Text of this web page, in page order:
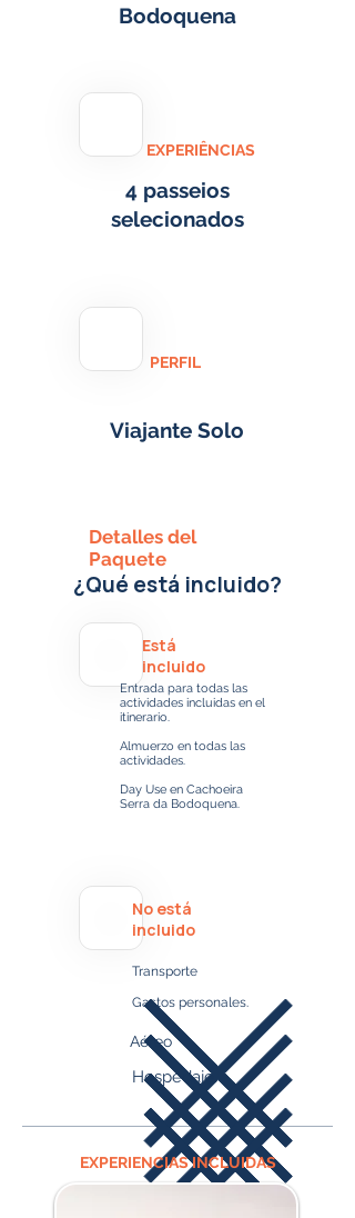
Bodoquena
EXPERIÊNCIAS
4 passeios
selecionados
PERFIL
Viajante Solo
Detalles del
Paquete
¿Qué está incluido?
Está
incluido
Entrada para todas las
actividades incluidas en el
itinerario.
Almuerzo en todas las
actividades.
Day Use en Cachoeira
Serra da Bodoquena.
Transporte
Gastos personales.​​​
No está
incluido
Aéreo
Hospedaje.
EXPERIENCIAS INCLUIDAS